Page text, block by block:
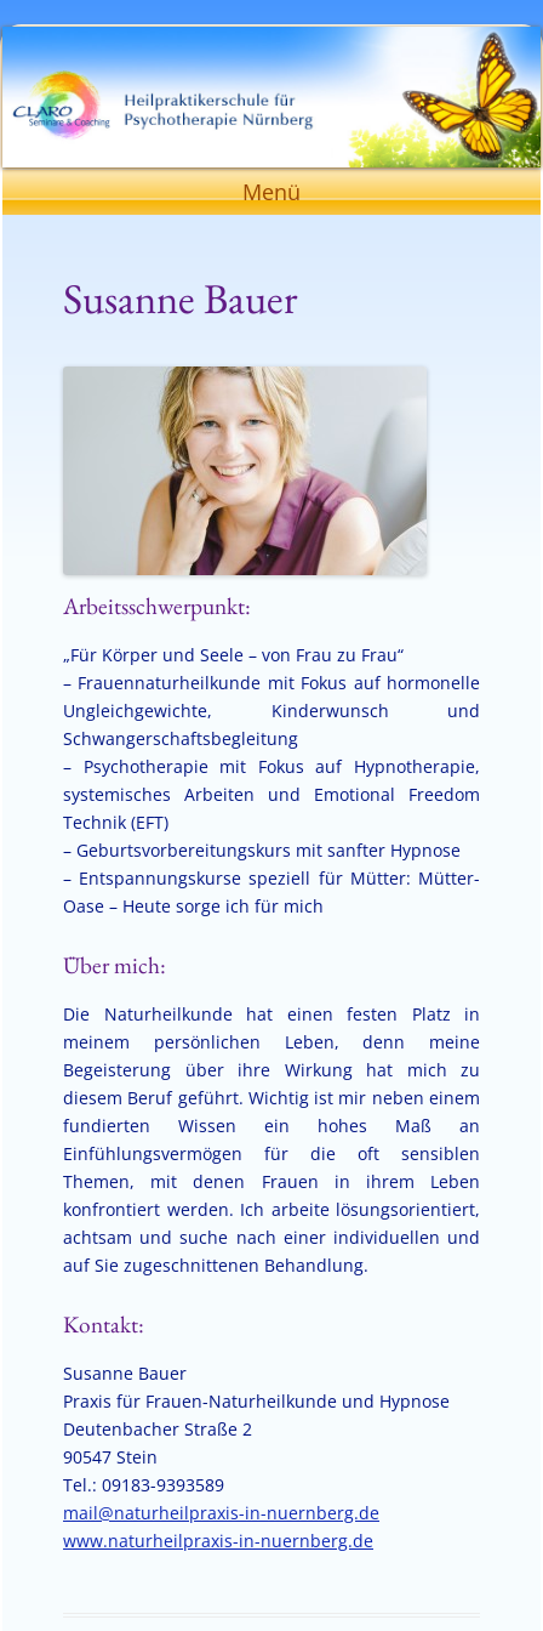
Heilpraktikerschule für Psychotherapie
Nürnberg
Menü Zum
Inhalt
springen
Susanne Bauer
Arbeitsschwerpunkt:
„Für Körper und Seele – von Frau zu Frau“
– Frauennaturheilkunde mit Fokus auf hormonelle
Ungleichgewichte, Kinderwunsch und
Schwangerschaftsbegleitung
– Psychotherapie mit Fokus auf Hypnotherapie,
systemisches Arbeiten und Emotional Freedom
Technik (EFT)
– Geburtsvorbereitungskurs mit sanfter Hypnose
– Entspannungskurse speziell für Mütter: Mütter-
Oase – Heute sorge ich für mich
Über mich:
Die Naturheilkunde hat einen festen Platz in
meinem persönlichen Leben, denn meine
Begeisterung über ihre Wirkung hat mich zu
diesem Beruf geführt. Wichtig ist mir neben einem
fundierten Wissen ein hohes Maß an
Einfühlungsvermögen für die oft sensiblen
Themen, mit denen Frauen in ihrem Leben
konfrontiert werden. Ich arbeite lösungsorientiert,
achtsam und suche nach einer individuellen und
auf Sie zugeschnittenen Behandlung.
Kontakt:
Susanne Bauer
Praxis für Frauen-Naturheilkunde und Hypnose
Deutenbacher Straße 2
90547 Stein
Tel.: 09183-9393589
mail@naturheilpraxis-in-nuernberg.de
www.naturheilpraxis-in-nuernberg.de